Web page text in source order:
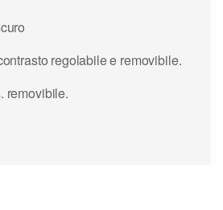
regolabile e removibile.
removibile.